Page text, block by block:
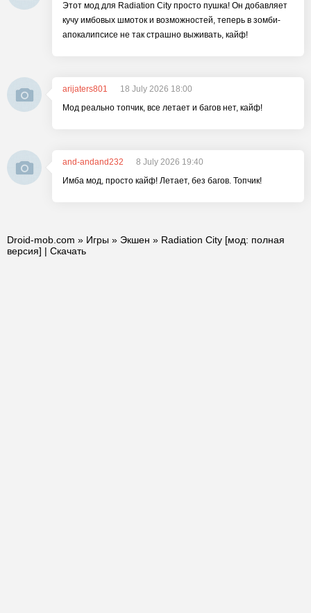
Этот мод для Radiation City просто пушка! Он добавляет
кучу имбовых шмоток и возможностей, теперь в зомби-
апокалипсисе не так страшно выживать, кайф!
arijaters801
18 July 2026 18:00
Мод реально топчик, все летает и багов нет, кайф!
and-andand232
8 July 2026 19:40
Имба мод, просто кайф! Летает, без багов. Топчик!
Droid-mob.com » Игры » Экшен » Radiation City [мод: полная
версия] | Скачать